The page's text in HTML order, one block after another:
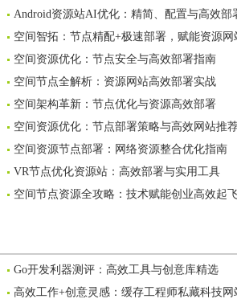
Android资源站AI优化：精简、配置与高效部
空间智拓：节点精配+极速部署，赋能资源网
空间资源优化：节点安全与高效部署指南
空间节点全解析：资源网站高效部署实战
空间架构革新：节点优化与资源高效部署
空间资源优化：节点部署策略与高效网站推
空间资源节点部署：网络资源整合优化指南
VR节点优化资源站：高效部署与实用工具
空间节点资源全攻略：技术赋能创业高效起
Go开发利器测评：高效工具与创意库精选
高效工作+创意灵感：缓存工程师私藏科技网